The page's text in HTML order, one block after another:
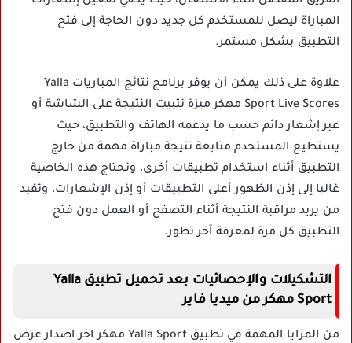
المباراة ليصل للمستخدم كل جديد دون الحاجة إلى فتح
التطبيق بشكل مستمر.
علاوة على ذلك يمكن أن يوفر برنامج نتائج المباريات Yalla
Sport Live Scores مهكر ميزة تثبيت النتيجة على الشاشة أو
عبر إشعار دائم حسب ما يدعمه الهاتف والتطبيق، حيث
يستطيع المستخدم متابعة نتيجة مباراة مهمة من خارج
التطبيق أثناء استخدام تطبيقات أخرى، وتحتاج هذه الخاصية
غالبا إلى إذن الظهور أعلى التطبيقات أو إذن الإشعارات، وتفيد
من يريد مراقبة النتيجة أثناء التصفح أو العمل دون فتح
التطبيق كل مرة لمعرفة آخر تطور.
التشكيلات والإحصائيات بعد تحميل تطبيق Yalla
Sport مهكر من ميديا فاير
من المزايا المهمة في تطبيق Yalla Sport مهكر اخر اصدار عرض